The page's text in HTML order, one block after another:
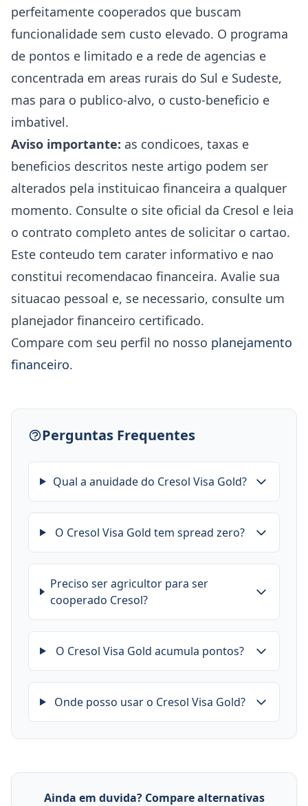
perfeitamente cooperados que buscam
funcionalidade sem custo elevado. O programa
de pontos e limitado e a rede de agencias e
concentrada em areas rurais do Sul e Sudeste,
mas para o publico-alvo, o custo-beneficio e
imbativel.
Aviso importante: as condicoes, taxas e
beneficios descritos neste artigo podem ser
alterados pela instituicao financeira a qualquer
momento. Consulte o site oficial da Cresol e leia
o contrato completo antes de solicitar o cartao.
Este conteudo tem carater informativo e nao
constitui recomendacao financeira. Avalie sua
situacao pessoal e, se necessario, consulte um
planejador financeiro certificado.
Compare com seu perfil no nosso planejamento
financeiro.
Perguntas Frequentes
Qual a anuidade do Cresol Visa Gold?
O Cresol Visa Gold tem spread zero?
Preciso ser agricultor para ser
cooperado Cresol?
O Cresol Visa Gold acumula pontos?
Onde posso usar o Cresol Visa Gold?
Ainda em duvida? Compare alternativas